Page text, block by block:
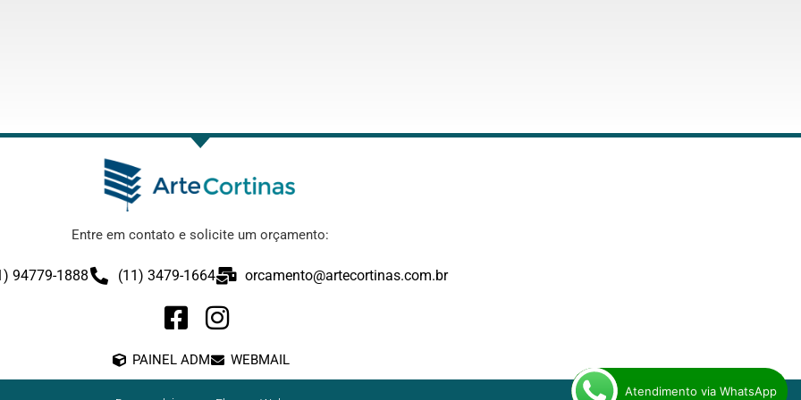
Entre em contato e solicite um orçamento:
94779-1888 (11) 3479-1664 orcamento@artecortinas.com.br
PAINEL ADM WEBMAIL
Atendimento via WhatsApp